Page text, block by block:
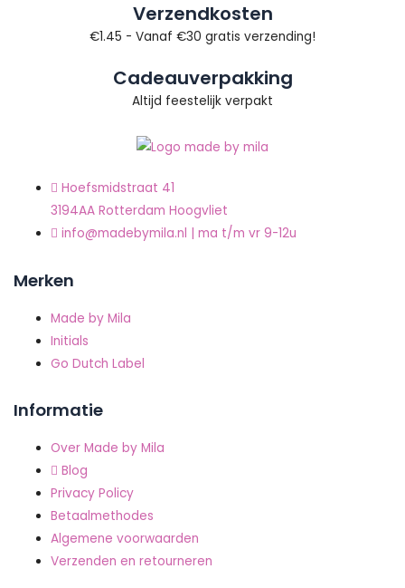
Verzendkosten
€1.45 - Vanaf €30 gratis verzending!
Cadeauverpakking
Altijd feestelijk verpakt
Hoefsmidstraat 41
3194AA Rotterdam Hoogvliet
info@madebymila.nl | ma t/m vr 9-12u
Merken
Made by Mila
Initials
Go Dutch Label
Informatie
Over Made by Mila
Blog
Privacy Policy
Betaalmethodes
Algemene voorwaarden
Verzenden en retourneren